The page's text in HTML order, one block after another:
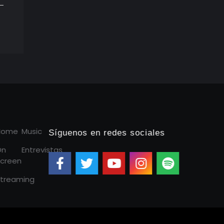
Music
Entrevistas
Síguenos en redes sociales